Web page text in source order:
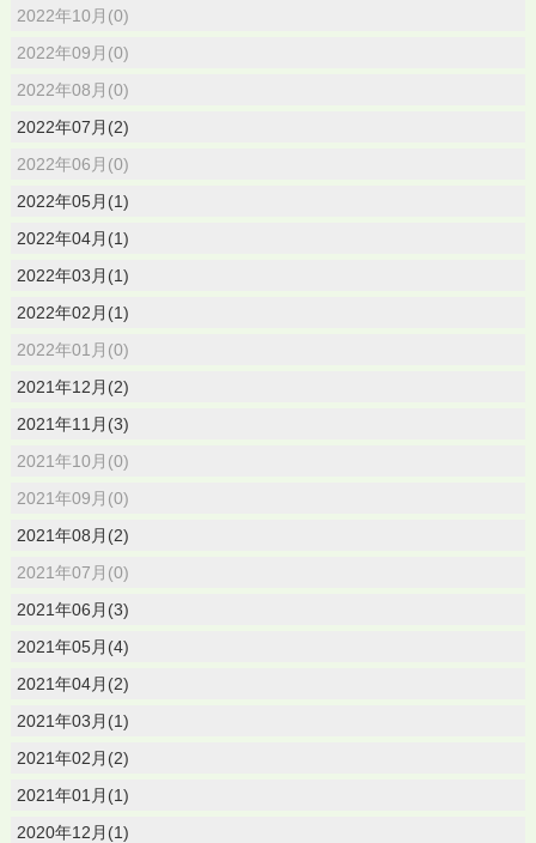
2022年10月(0)
2022年09月(0)
2022年08月(0)
2022年07月(2)
2022年06月(0)
2022年05月(1)
2022年04月(1)
2022年03月(1)
2022年02月(1)
2022年01月(0)
2021年12月(2)
2021年11月(3)
2021年10月(0)
2021年09月(0)
2021年08月(2)
2021年07月(0)
2021年06月(3)
2021年05月(4)
2021年04月(2)
2021年03月(1)
2021年02月(2)
2021年01月(1)
2020年12月(1)